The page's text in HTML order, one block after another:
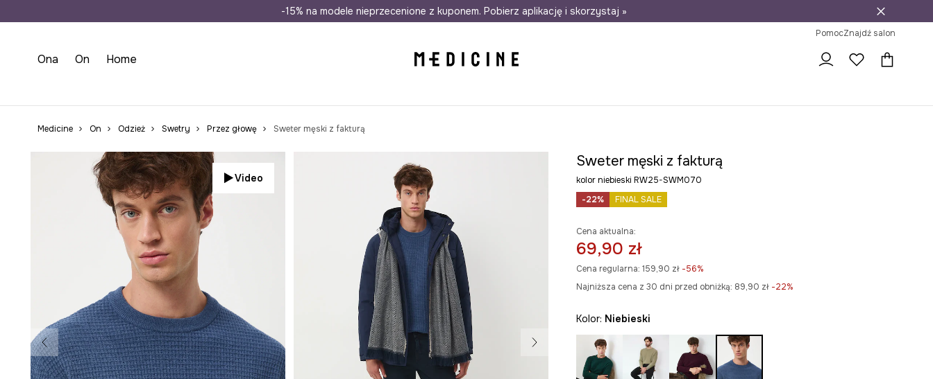
Wysyłka nawet w 24h Darmowa dostawa do salonów 30 dni na zwrot
-15% na modele nieprzecenione z kuponem. Pobierz aplikację i skorzystaj »
PomocZnajdź salon
Ona On Home
Medicine On Odzież Swetry Przez głowę Sweter męski z fakturą
Video
Sweter męski z fakturą
kolor niebieski RW25-SWM070
-22%
FINAL SALE
Cena aktualna:
69,90 zł
Cena regularna: 159,90 zł-56%
Najniższa cena z 30 dni przed obniżką: 89,90 zł -22%
Kolor: niebieski